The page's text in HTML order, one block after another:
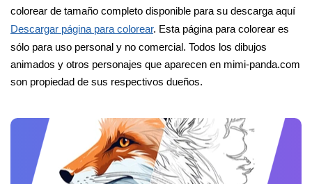
colorear de tamaño completo disponible para su descarga aquí
Descargar página para colorear. Esta página para colorear es
sólo para uso personal y no comercial. Todos los dibujos
animados y otros personajes que aparecen en mimi-panda.com
son propiedad de sus respectivos dueños.